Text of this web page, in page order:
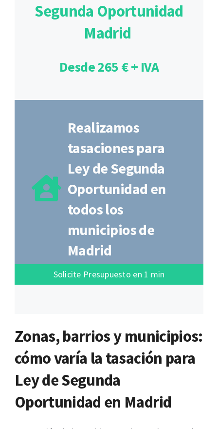
Segunda Oportunidad
Madrid
Desde 265 € + IVA
Realizamos
tasaciones para
Ley de Segunda
Oportunidad en
todos los
municipios de
Madrid
Solicite Presupuesto en 1 min
Zonas, barrios y municipios:
cómo varía la tasación para
Ley de Segunda
Oportunidad en Madrid